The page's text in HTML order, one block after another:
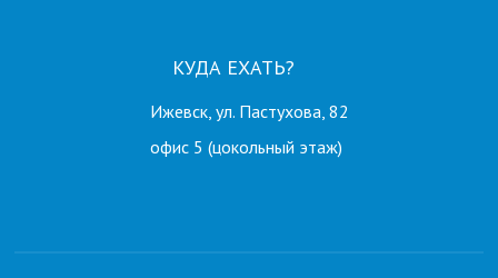
КУДА ЕХАТЬ?
Ижевск, ул. Пастухова, 82
офис 5 (цокольный этаж)